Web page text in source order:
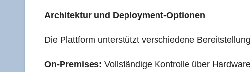
Archi­tek­tur und Deployment-Optionen
Die Platt­form unter­stützt ver­schie­de­ne
On-Pre­mi­ses: Voll­stän­di­ge Kon­trol­le über